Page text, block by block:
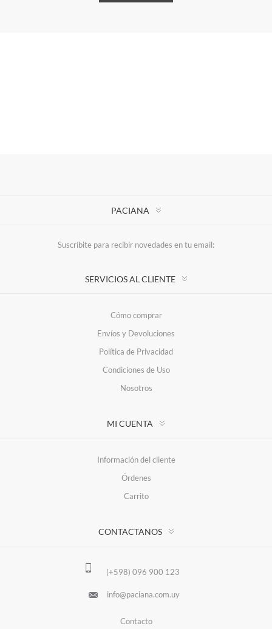
PACIANA
Suscríbite para recibir novedades en tu email:
SERVICIOS AL CLIENTE
Cómo comprar
Envíos y Devoluciones
Política de Privacidad
Condiciones de Uso
Nosotros
MI CUENTA
Información del cliente
Órdenes
Carrito
CONTACTANOS
(+598) 096 900 123
info@paciana.com.uy
Contacto